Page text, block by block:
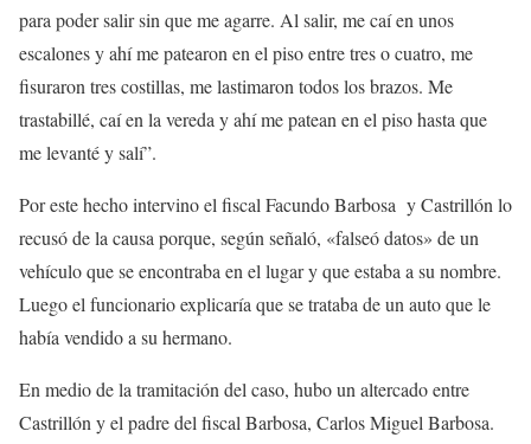
para poder salir sin que me agarre. Al salir, me caí en unos
escalones y ahí me patearon en el piso entre tres o cuatro, me
fisuraron tres costillas, me lastimaron todos los brazos. Me
trastabillé, caí en la vereda y ahí me patean en el piso hasta que
me levanté y salí”.
Por este hecho intervino el fiscal Facundo Barbosa y Castrillón lo
recusó de la causa porque, según señaló, «falseó datos» de un
vehículo que se encontraba en el lugar y que estaba a su nombre.
Luego el funcionario explicaría que se trataba de un auto que le
había vendido a su hermano.
En medio de la tramitación del caso, hubo un altercado entre
Castrillón y el padre del fiscal Barbosa, Carlos Miguel Barbosa.